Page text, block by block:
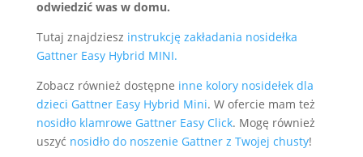
odwiedzić was w domu.
Tutaj znajdziesz instrukcję zakładania nosidełka
Gattner Easy Hybrid MINI.
Zobacz również dostępne inne kolory nosidełek dla
dzieci Gattner Easy Hybrid Mini. W ofercie mam też
nosidło klamrowe Gattner Easy Click. Mogę również
uszyć nosidło do noszenie Gattner z Twojej chusty!